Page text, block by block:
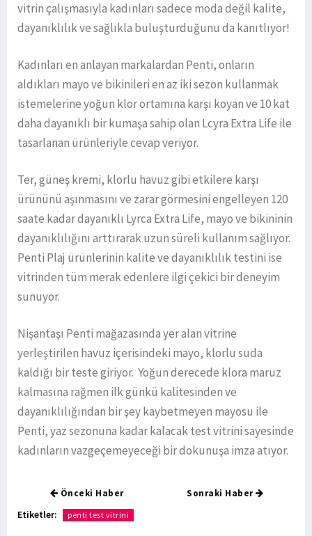
vitrin çalışmasıyla kadınları sadece moda değil kalite,
dayanıklılık ve sağlıkla buluşturduğunu da kanıtlıyor!
Kadınları en anlayan markalardan Penti, onların
aldıkları mayo ve bikinileri en az iki sezon kullanmak
istemelerine yoğun klor ortamına karşı koyan ve 10 kat
daha dayanıklı bir kumaşa sahip olan Lcyra Extra Life ile
tasarlanan ürünleriyle cevap veriyor.
Ter, güneş kremi, klorlu havuz gibi etkilere karşı
ürününü aşınmasını ve zarar görmesini engelleyen 120
saate kadar dayanıklı Lyrca Extra Life, mayo ve bikininin
dayanıklılığını arttırarak uzun süreli kullanım sağlıyor.
Penti Plaj ürünlerinin kalite ve dayanıklılık testini ise
vitrinden tüm merak edenlere ilgi çekici bir deneyim
sunuyor.
Nişantaşı Penti mağazasında yer alan vitrine
yerleştirilen havuz içerisindeki mayo, klorlu suda
kaldığı bir teste giriyor. Yoğun derecede klora maruz
kalmasına rağmen ilk günkü kalitesinden ve
dayanıklılığından bir şey kaybetmeyen mayosu ile
Penti, yaz sezonuna kadar kalacak test vitrini sayesinde
kadınların vazgeçemeyeceği bir dokunuşa imza atıyor.
Önceki Haber Sonraki Haber
Etiketler: penti test vitrini